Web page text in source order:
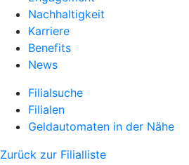
Nachhaltigkeit
Karriere
Benefits
News
Filialsuche
Filialen
Geldautomaten in der Nähe
Zurück zur Filialliste